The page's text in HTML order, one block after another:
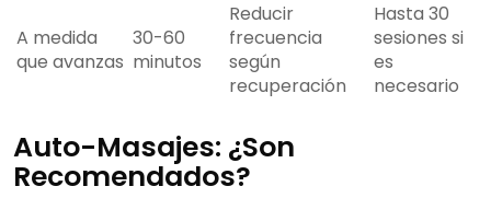
A medida
que avanzas
30-60
minutos
Reducir
frecuencia
según
recuperación
Hasta 30
sesiones si
es
necesario
Auto-Masajes: ¿Son
Recomendados?